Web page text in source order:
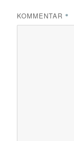
KOMMENTAR *